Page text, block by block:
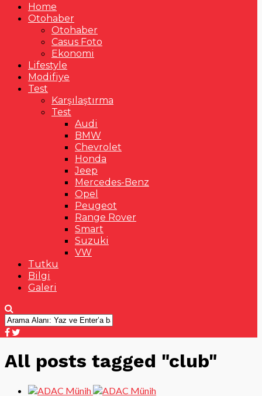
Home
Otohaber
Otohaber
Casus Foto
Ekonomi
Lifestyle
Modifiye
Test
Karşılaştırma
Test
Audi
BMW
Chevrolet
Honda
Jeep
Mercedes-Benz
Opel
Peugeot
Range Rover
Smart
Suzuki
VW
Tutku
Bilgi
Galeri
All posts tagged "club"